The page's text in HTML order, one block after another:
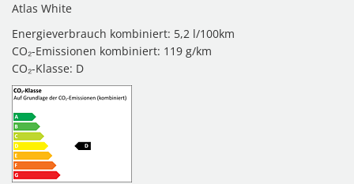
Atlas White
Energieverbrauch kombiniert: 5,2 l/100km
CO₂-Emissionen kombiniert: 119 g/km
CO₂-Klasse: D